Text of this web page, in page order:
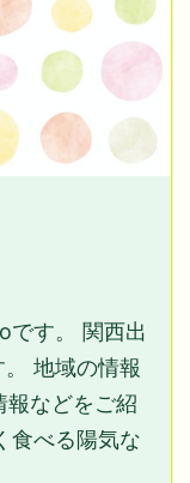
です。 関西出
地域の情報
報などをご紹
食べる陽気な